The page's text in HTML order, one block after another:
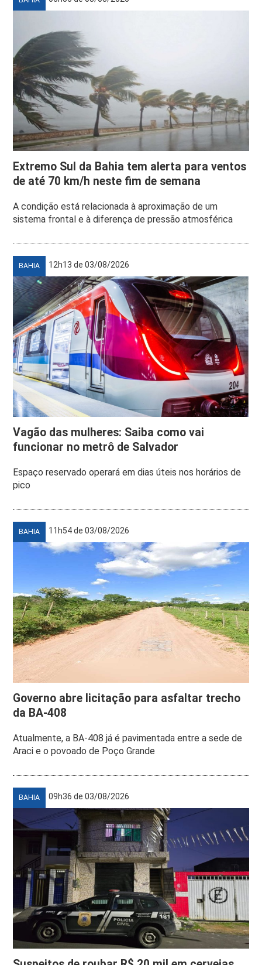
Extremo Sul da Bahia tem alerta para ventos
de até 70 km/h neste fim de semana
A condição está relacionada à aproximação de um
sistema frontal e à diferença de pressão atmosférica
BAHIA 12h13 de 03/08/2026
Vagão das mulheres: Saiba como vai
funcionar no metrô de Salvador
Espaço reservado operará em dias úteis nos horários de
pico
BAHIA 11h54 de 03/08/2026
Governo abre licitação para asfaltar trecho
da BA-408
Atualmente, a BA-408 já é pavimentada entre a sede de
Araci e o povoado de Poço Grande
BAHIA 09h36 de 03/08/2026